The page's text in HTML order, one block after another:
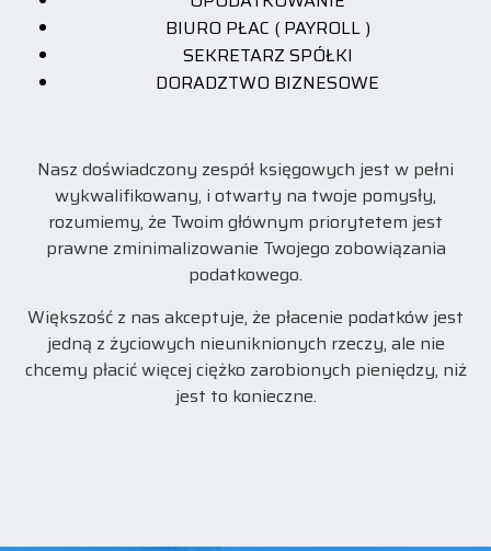
BIURO PŁAC ( PAYROLL )
SEKRETARZ SPÓŁKI
DORADZTWO BIZNESOWE
Nasz doświadczony zespół księgowych jest w pełni
wykwalifikowany, i otwarty na twoje pomysły,
rozumiemy, że Twoim głównym priorytetem jest
prawne zminimalizowanie Twojego zobowiązania
podatkowego.
Większość z nas akceptuje, że płacenie podatków jest
jedną z życiowych nieuniknionych rzeczy, ale nie
chcemy płacić więcej ciężko zarobionych pieniędzy, niż
jest to konieczne.